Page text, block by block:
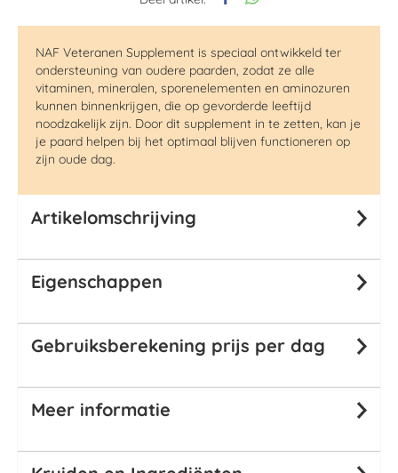
NAF Veteranen Supplement is speciaal ontwikkeld ter
ondersteuning van oudere paarden, zodat ze alle
vitaminen, mineralen, sporenelementen en aminozuren
kunnen binnenkrijgen, die op gevorderde leeftijd
noodzakelijk zijn. Door dit supplement in te zetten, kan je
je paard helpen bij het optimaal blijven functioneren op
zijn oude dag.
Artikelomschrijving
Eigenschappen
Gebruiksberekening prijs per dag
Meer informatie